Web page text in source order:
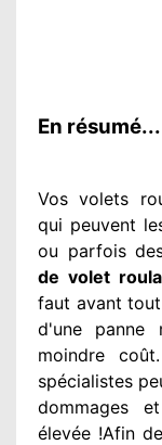
En résumé...
Vos volets
qui peuvent
ou parfois
de volet
faut avant
d'une panne
moindre
spécialistes
dommages et
élevée !Afin